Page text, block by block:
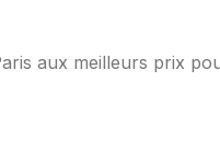
aux meilleurs prix